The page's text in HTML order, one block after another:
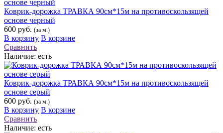
Коврик-дорожка ТРАВКА 90см*15м на противоскользящей
основе черный
600 руб. (за м.)
В корзину В корзине
Сравнить
Наличие: есть
Коврик-дорожка ТРАВКА 90см*15м на противоскользящей
основе серый
600 руб. (за м.)
В корзину В корзине
Сравнить
Наличие: есть